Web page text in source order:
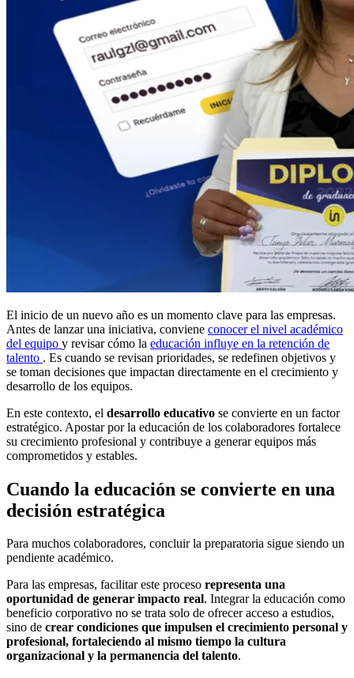
El inicio de un nuevo año es un momento clave para las empresas.
Antes de lanzar una iniciativa, conviene conocer el nivel académico
del equipo y revisar cómo la educación influye en la retención de
talento . Es cuando se revisan prioridades, se redefinen objetivos y
se toman decisiones que impactan directamente en el crecimiento y
desarrollo de los equipos.
En este contexto, el desarrollo educativo se convierte en un factor
estratégico. Apostar por la educación de los colaboradores fortalece
su crecimiento profesional y contribuye a generar equipos más
comprometidos y estables.
Cuando la educación se convierte en una
decisión estratégica
Para muchos colaboradores, concluir la preparatoria sigue siendo un
pendiente académico.
Para las empresas, facilitar este proceso representa una
oportunidad de generar impacto real. Integrar la educación como
beneficio corporativo no se trata solo de ofrecer acceso a estudios,
sino de crear condiciones que impulsen el crecimiento personal y
profesional, fortaleciendo al mismo tiempo la cultura
organizacional y la permanencia del talento.